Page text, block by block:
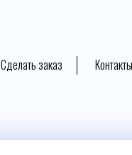
Сделать заказ Контакты